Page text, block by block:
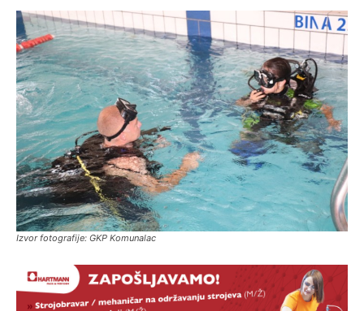
Izvor fotografije: GKP Komunalac